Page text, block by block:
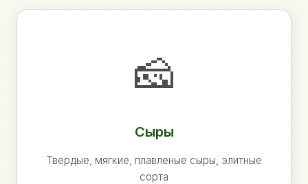
🧀
Сыры
Твердые, мягкие, плавленые сыры, элитные
сорта